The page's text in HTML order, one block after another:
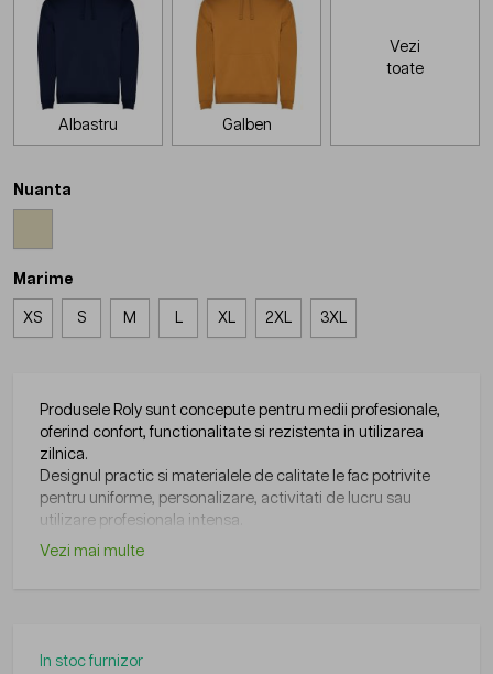
Albastru Galben
Vezi
toate
Nuanta
Marime
XS S M XL 2XL 3XL
Produsele Roly sunt concepute pentru medii profesionale,
oferind confort, functionalitate si rezistenta in utilizarea
zilnica.
Designul practic si materialele de calitate le fac potrivite
pentru uniforme, personalizare, activitati de lucru sau
utilizare profesionala intensa.
Vezi mai multe
In stoc furnizor